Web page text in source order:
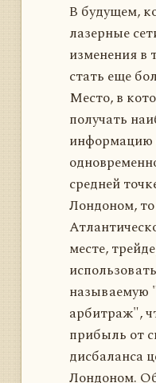
В будущем,
лазерные
изменения в
стать еще
Место, в
получать
информацию
средней
Лондоном, то
месте,
называемую
арбитраж",
прибыль от
дисбаланса
Лондоном.